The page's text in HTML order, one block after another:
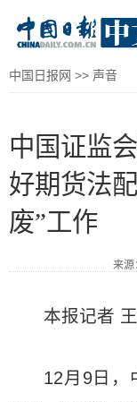
中国日报网 >> 声音
中国证监
好期货法
废”工作
来
本报记者
12月9日，